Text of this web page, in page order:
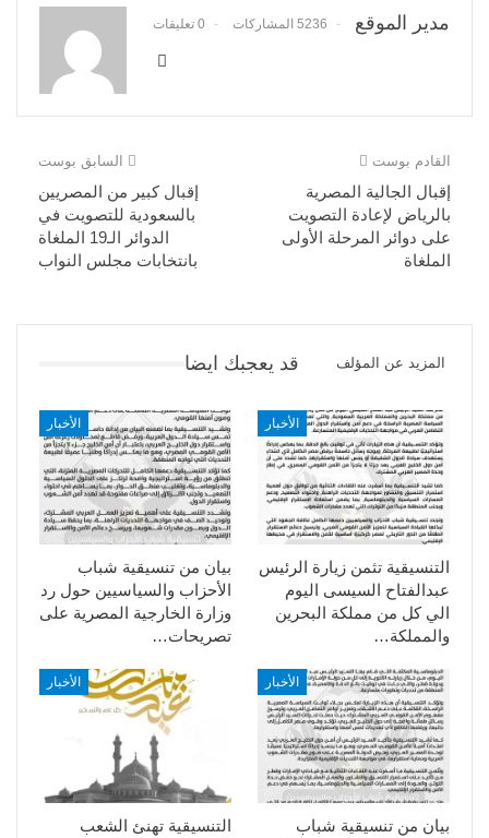
مدير الموقع 5236 المشاركات 0 تعليقات
السابق بوست
إقبال كبير من المصريين
بالسعودية للتصويت في
الدوائر الـ19 الملغاة
بانتخابات مجلس النواب
القادم بوست
إقبال الجالية المصرية
بالرياض لإعادة التصويت
على دوائر المرحلة الأولى
الملغاة
قد يعجبك ايضا المزيد عن المؤلف
الأخبار
بيان من تنسيقية شباب
الأحزاب والسياسيين حول رد
وزارة الخارجية المصرية على
تصريحات…
الأخبار
التنسيقية تثمن زيارة الرئيس
عبدالفتاح السيسى اليوم
الي كل من مملكة البحرين
والمملكة…
الأخبار
التنسيقية تهنئ الشعب
الأخبار
بيان من تنسيقية شباب